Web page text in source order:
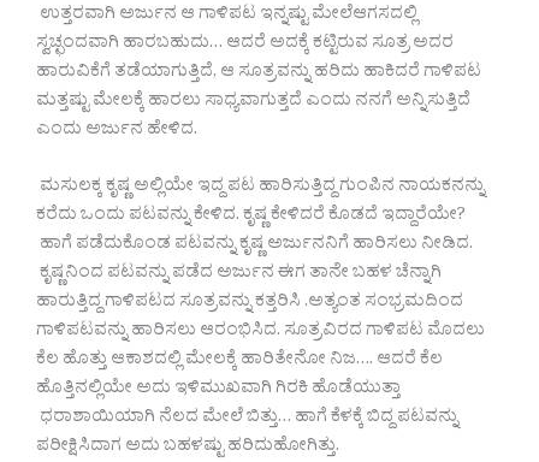
ಉತ್ತರವಾಗಿ ಅರ್ಜುನ ಆ ಗಾಳಿಪಟ ಇನ್ನಷ್ಟು ಮೇಲೆಆಗಸದಲ್ಲಿ
ಸ್ವಚ್ಛಂದವಾಗಿ ಹಾರಬಹುದು… ಆದರೆ ಅದಕ್ಕೆ ಕಟ್ಟಿರುವ ಸೂತ್ರ ಅದರ
ಹಾರುವಿಕೆಗೆ ತಡೆಯಾಗುತ್ತಿದೆ, ಆ ಸೂತ್ರವನ್ನು ಹರಿದು ಹಾಕಿದರೆ ಗಾಳಿಪಟ
ಮತ್ತಷ್ಟು ಮೇಲಕ್ಕೆ ಹಾರಲು ಸಾಧ್ಯವಾಗುತ್ತದೆ ಎಂದು ನನಗೆ ಅನ್ನಿಸುತ್ತಿದೆ
ಎಂದು ಅರ್ಜುನ ಹೇಳಿದ.
ಮಸುಲಕ್ಕ ಕೃಷ್ಣ ಅಲ್ಲಿಯೇ ಇದ್ದ ಪಟ ಹಾರಿಸುತ್ತಿದ್ದ ಗುಂಪಿನ ನಾಯಕನನ್ನು
ಕರೆದು ಒಂದು ಪಟವನ್ನು ಕೇಳಿದ. ಕೃಷ್ಣ ಕೇಳಿದರೆ ಕೊಡದೆ ಇದ್ದಾರೆಯೇ?
ಹಾಗೆ ಪಡೆದುಕೊಂಡ ಪಟವನ್ನು ಕೃಷ್ಣ ಅರ್ಜುನನಿಗೆ ಹಾರಿಸಲು ನೀಡಿದ.
ಕೃಷ್ಣನಿಂದ ಪಟವನ್ನು ಪಡೆದ ಅರ್ಜುನ ಈಗ ತಾನೇ ಬಹಳ ಚೆನ್ನಾಗಿ
ಹಾರುತ್ತಿದ್ದ ಗಾಳಿಪಟದ ಸೂತ್ರವನ್ನು ಕತ್ತರಿಸಿ .ಅತ್ಯಂತ ಸಂಭ್ರಮದಿಂದ
ಗಾಳಿಪಟವನ್ನು ಹಾರಿಸಲು ಆರಂಭಿಸಿದ. ಸೂತ್ರವಿರದ ಗಾಳಿಪಟ ಮೊದಲು
ಕೆಲ ಹೊತ್ತು ಆಕಾಶದಲ್ಲಿ ಮೇಲಕ್ಕೆ ಹಾರಿತೇನೋ ನಿಜ…. ಆದರೆ ಕೆಲ
ಹೊತ್ತಿನಲ್ಲಿಯೇ ಅದು ಇಳಿಮುಖವಾಗಿ ಗಿರಕಿ ಹೊಡೆಯುತ್ತಾ
ಧರಾಶಾಯಿಯಾಗಿ ನೆಲದ ಮೇಲೆ ಬಿತ್ತು… ಹಾಗೆ ಕೆಳಕ್ಕೆ ಬಿದ್ದ ಪಟವನ್ನು
ಪರೀಕ್ಷಿಸಿದಾಗ ಅದು ಬಹಳಷ್ಟು ಹರಿದುಹೋಗಿತ್ತು.